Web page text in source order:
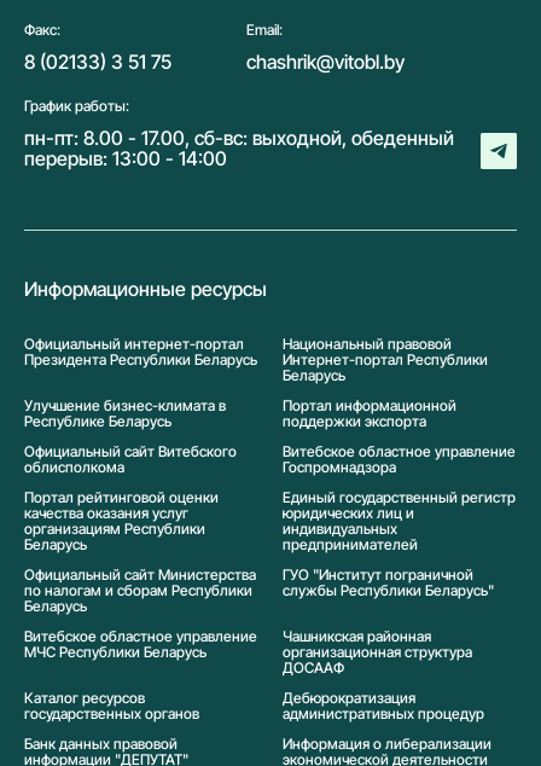
Факс:
8 (02133) 3 51 75
Email:
chashrik@vitobl.by
График работы:
пн-пт: 8.00 - 17.00, сб-вс: выходной, обеденный
перерыв: 13:00 - 14:00
Информационные ресурсы
Официальный интернет-портал
Президента Республики Беларусь
Национальный правовой
Интернет-портал Республики
Беларусь
Улучшение бизнес-климата в
Республике Беларусь
Портал информационной
поддержки экспорта
Официальный сайт Витебского
облисполкома
Витебское областное управление
Госпромнадзора
Портал рейтинговой оценки
качества оказания услуг
организациям Республики
Беларусь
Единый государственный регистр
юридических лиц и
индивидуальных
предпринимателей
Официальный сайт Министерства
по налогам и сборам Республики
Беларусь
ГУО "Институт пограничной
службы Республики Беларусь"
Витебское областное управление
МЧС Республики Беларусь
Чашникская районная
организационная структура
ДОСААФ
Каталог ресурсов
государственных органов
Дебюрократизация
административных процедур
Банк данных правовой
информации "ДЕПУТАТ"
Информация о либерализации
экономической деятельности